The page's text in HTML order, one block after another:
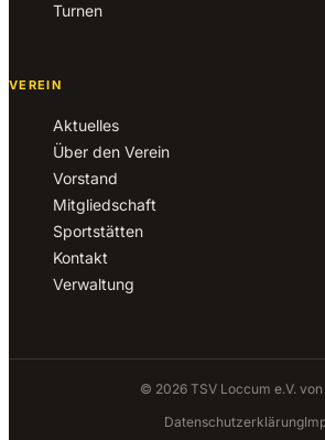
Turnen
VEREIN
Aktuelles
Über den Verein
Vorstand
Mitgliedschaft
Sportstätten
Kontakt
Verwaltung
© 2026 TSV Loccum e.V. von
Datenschutzerklärung